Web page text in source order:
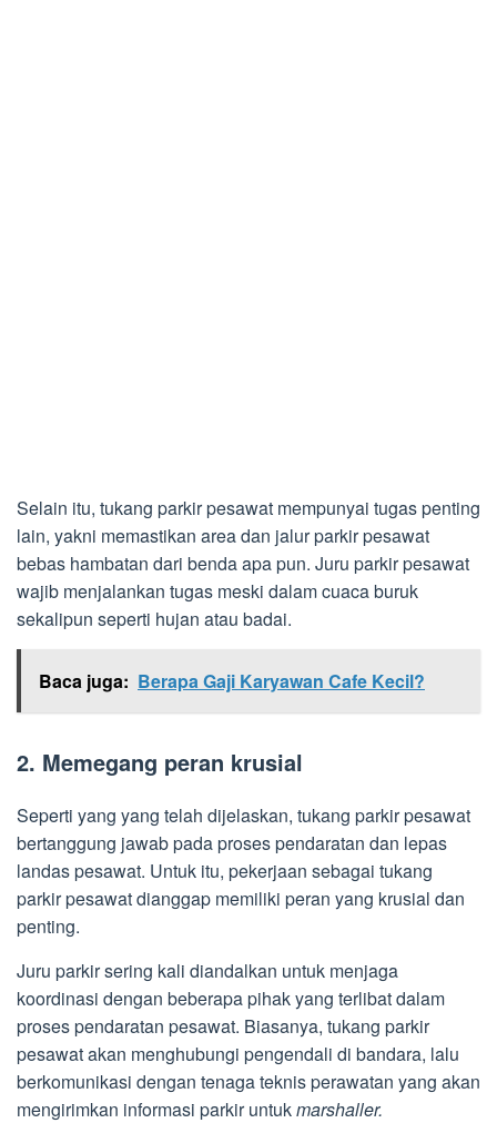
Selain itu, tukang parkir pesawat mempunyai tugas penting
lain, yakni memastikan area dan jalur parkir pesawat
bebas hambatan dari benda apa pun. Juru parkir pesawat
wajib menjalankan tugas meski dalam cuaca buruk
sekalipun seperti hujan atau badai.
Baca juga: Berapa Gaji Karyawan Cafe Kecil?
2. Memegang peran krusial
Seperti yang yang telah dijelaskan, tukang parkir pesawat
bertanggung jawab pada proses pendaratan dan lepas
landas pesawat. Untuk itu, pekerjaan sebagai tukang
parkir pesawat dianggap memiliki peran yang krusial dan
penting.
Juru parkir sering kali diandalkan untuk menjaga
koordinasi dengan beberapa pihak yang terlibat dalam
proses pendaratan pesawat. Biasanya, tukang parkir
pesawat akan menghubungi pengendali di bandara, lalu
berkomunikasi dengan tenaga teknis perawatan yang akan
mengirimkan informasi parkir untukmarshaller.